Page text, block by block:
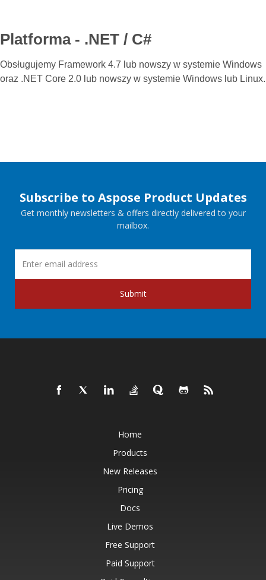
Platforma - .NET / C#
Obsługujemy Framework 4.7 lub nowszy w systemie Windows
oraz .NET Core 2.0 lub nowszy w systemie Windows lub Linux.
Subscribe to Aspose Product Updates
Get monthly newsletters & offers directly delivered to your
mailbox.
Submit
Home
Products
New Releases
Pricing
Docs
Live Demos
Free Support
Paid Support